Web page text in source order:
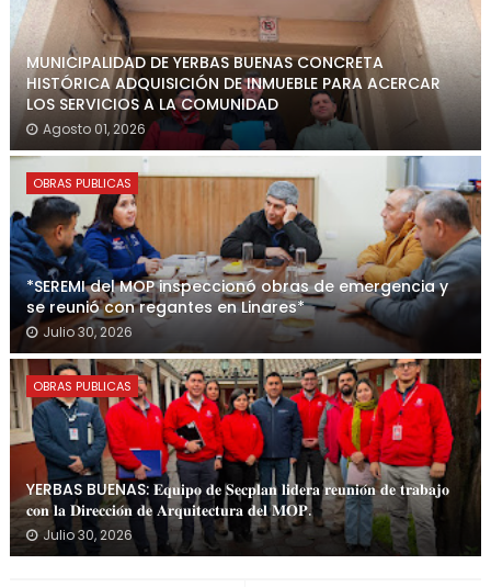
MUNICIPALIDAD DE YERBAS BUENAS CONCRETA
HISTÓRICA ADQUISICIÓN DE INMUEBLE PARA ACERCAR
LOS SERVICIOS A LA COMUNIDAD
Agosto 01, 2026
OBRAS PUBLICAS
*SEREMI del MOP inspeccionó obras de emergencia y
se reunió con regantes en Linares*
Julio 30, 2026
OBRAS PUBLICAS
YERBAS BUENAS: 𝐄𝐪𝐮𝐢𝐩𝐨 𝐝𝐞 𝐒𝐞𝐜𝐩𝐥𝐚𝐧 𝐥𝐢𝐝𝐞𝐫𝐚 𝐫𝐞𝐮𝐧𝐢𝐨́𝐧 𝐝𝐞 𝐭𝐫𝐚𝐛𝐚𝐣𝐨
𝐜𝐨𝐧 𝐥𝐚 𝐃𝐢𝐫𝐞𝐜𝐜𝐢𝐨́𝐧 𝐝𝐞 𝐀𝐫𝐪𝐮𝐢𝐭𝐞𝐜𝐭𝐮𝐫𝐚 𝐝𝐞𝐥 𝐌𝐎𝐏.
Julio 30, 2026